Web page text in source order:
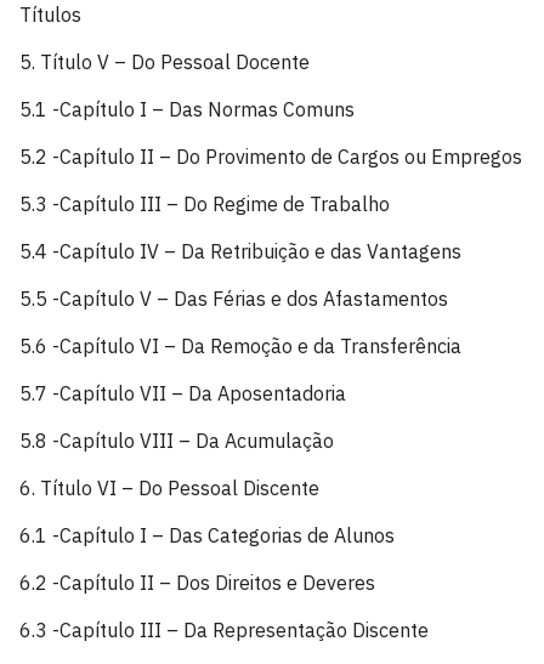
Títulos
5. Título V – Do Pessoal Docente
5.1 -Capítulo I – Das Normas Comuns
5.2 -Capítulo II – Do Provimento de Cargos ou Empregos
5.3 -Capítulo III – Do Regime de Trabalho
5.4 -Capítulo IV – Da Retribuição e das Vantagens
5.5 -Capítulo V – Das Férias e dos Afastamentos
5.6 -Capítulo VI – Da Remoção e da Transferência
5.7 -Capítulo VII – Da Aposentadoria
5.8 -Capítulo VIII – Da Acumulação
6. Título VI – Do Pessoal Discente
6.1 -Capítulo I – Das Categorias de Alunos
6.2 -Capítulo II – Dos Direitos e Deveres
6.3 -Capítulo III – Da Representação Discente